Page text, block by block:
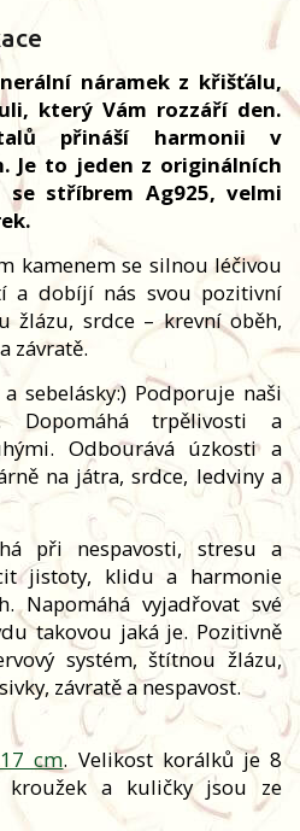
náramek z křišťálu,
který Vám rozzáří den.
přináší harmonii v
Je to jeden z originálních
se stříbrem Ag925, velmi
kamenem se silnou léčivou
a dobíjí nás svou pozitivní
žlázu, srdce – krevní oběh,
závratě.
sebelásky:) Podporuje naši
Dopomáhá trpělivosti a
Odbourává úzkosti a
na játra, srdce, ledviny a
při nespavosti, stresu a
jistoty, klidu a harmonie
Napomáhá vyjadřovat své
takovou jaká je. Pozitivně
systém, štítnou žlázu,
závratě a nespavost.
cm. Velikost korálků je 8
kroužek a kuličky jsou ze